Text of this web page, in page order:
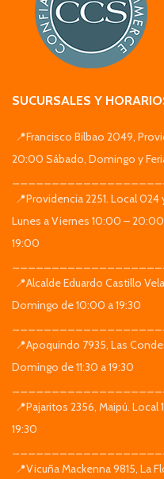
SUCURSALES Y
📍Francisco Bilbao 2049,
20:00 Sábado, Domingo y
📍Providencia 2251. Local
Lunes a Viernes 10:00 –
19:00
📍Alcalde Eduardo Castillo
Domingo de 10:00 a 19:30
📍Apoquindo 7935, Las
Domingo de 11:30 a 19:30
📍Pajaritos 2356, Maipú. Local
19:30
📍Vicuña Mackenna 9815, La